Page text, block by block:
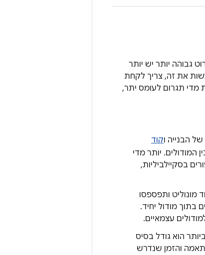
גבוהה יותר יש יותר
את זה, צריך לקחת
מדי תגרום לעומס יתר,
הבנייה וקוד
המודולים. יותר מדי
בסקיילביליות,
מונוליט ותפספסו
בתוך מודול יחיד.
עצמאיים.
הוא גודל בסיס
והזמן שנדרש